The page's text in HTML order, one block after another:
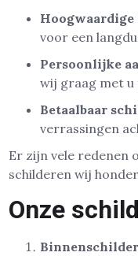
voor een
Persoonlijke
wij graag met u
Betaalbaar
verrassingen
Er zijn vele redenen
schilderen wij
Onze